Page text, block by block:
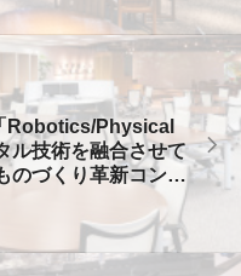
Robotics/Physical
ル技術を融合させて
のづくり革新コンサ